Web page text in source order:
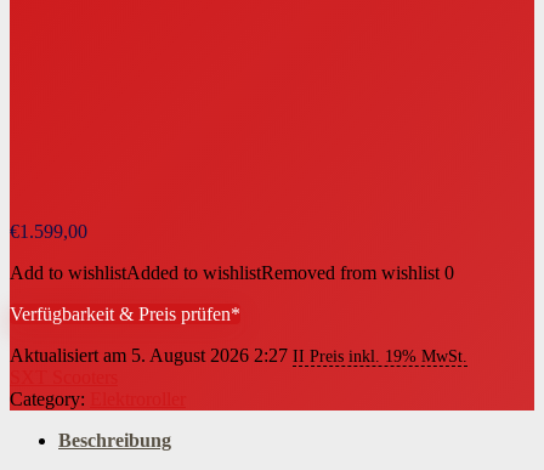
€1.599,00
Add to wishlistAdded to wishlistRemoved from wishlist 0
Verfügbarkeit & Preis prüfen*
Aktualisiert am 5. August 2026 2:27 II Preis inkl. 19% MwSt.
Category:
Beschreibung